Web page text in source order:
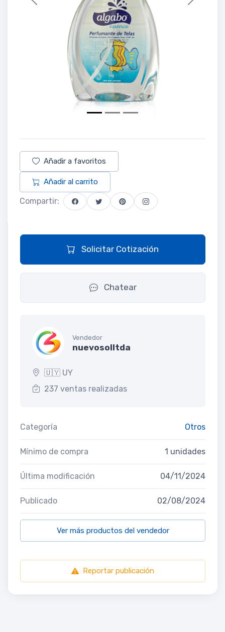
Previous Next
Añadir a favoritos
Añadir al carrito
Compartir:
Solicitar Cotización
Chatear
Vendedor
nuevosolltda
🇺🇾 UY
237 ventas realizadas
Categoría Otros
Mínimo de compra 1 unidades
Última modificación 04/11/2024
Publicado 02/08/2024
Ver más productos del vendedor
Reportar publicación